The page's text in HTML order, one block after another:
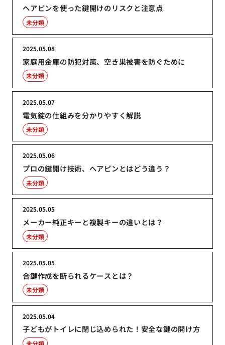
ヘアピンを使った鍵開けのリスクと注意点
未分類
家庭用金庫の防犯対策、空き巣被害を防ぐために
2025.05.08
未分類
電気錠の仕組みを分かりやすく解説
2025.05.07
未分類
プロの鍵開け技術、ヘアピンとはどう違う？
2025.05.06
未分類
メーカー純正キーと複製キーの違いとは？
2025.05.05
未分類
合鍵作成を断られるケースとは？
2025.05.05
未分類
子どもがトイレに閉じ込められた！安全な鍵の開け方
2025.05.04
未分類